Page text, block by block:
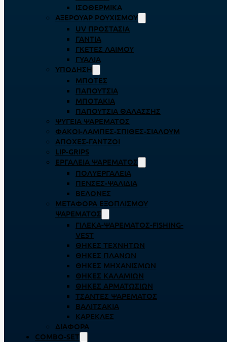
ΙΣΟΘΕΡΜΙΚΆ
ΑΞΕΡΟΥΆΡ ΡΟΥΧΙΣΜΟΎ
UV ΠΡΟΣΤΑΣΊΑ
ΓΆΝΤΙΑ
ΓΚΈΤΕΣ ΛΑΊΜΟΥ
ΓΥΑΛΙΆ
ΥΠΌΔΗΣΗ
ΜΠΌΤΕΣ
ΠΑΠΟΎΤΣΙΑ
ΜΠΟΤΆΚΙΑ
ΠΑΠΟΎΤΣΙΑ ΘΑΛΆΣΣΗΣ
ΨΥΓΕΊΑ ΨΑΡΈΜΑΤΟΣ
ΦΑΚΟΊ-ΛΆΜΠΕΣ-ΣΠΊΘΕΣ-ΣΊΑΛΟΥΜ
ΑΠΌΧΕΣ-ΓΆΝΤΖΟΙ
LIP-GRIPS
EΡΓΑΛΕΊΑ ΨΑΡΈΜΑΤΟΣ
ΠΟΛΥΕΡΓΑΛΕΊΑ
ΠΈΝΣΕΣ-ΨΑΛΊΔΙΑ
ΒΕΛΌΝΕΣ
ΜΕΤΑΦΟΡΆ ΕΞΟΠΛΙΣΜΟΎ
ΨΑΡΈΜΑΤΟΣ
ΓΙΛΈΚΑ-ΨΑΡΈΜΑΤΟΣ-FISHING-
VEST
ΘΉΚΕΣ ΤΕΧΝΗΤΏΝ
ΘΉΚΕΣ ΠΛΆΝΩΝ
ΘΉΚΕΣ ΜΗΧΑΝΙΣΜΏΝ
ΘΉΚΕΣ ΚΑΛΑΜΙΏΝ
ΘΉΚΕΣ ΑΡΜΑΤΩΣΙΏΝ
ΤΣΆΝΤΕΣ ΨΑΡΈΜΑΤΟΣ
ΒΑΛΙΤΣΆΚΙΑ
ΚΑΡΈΚΛΕΣ
ΔΙΆΦΟΡΑ
COMBO-SET